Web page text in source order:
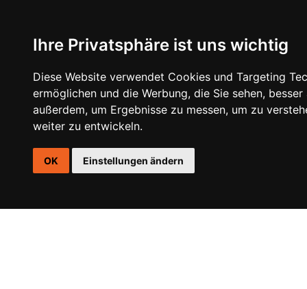
Ihre Privatsphäre ist uns wichtig
Diese Website verwendet Cookies und Targeting
ermöglichen und die Werbung, die Sie sehen,
außerdem, um Ergebnisse zu messen, um zu
weiter zu entwickeln.
OK Einstellungen ändern
DSP VERSTÄRKER LAUTSPRECHER AKTIVE